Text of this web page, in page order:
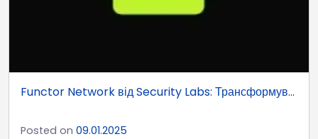
Functor Network від Security Labs: Трансформув...
Posted on 09.01.2025